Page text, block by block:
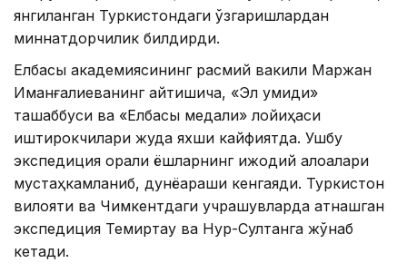
янгиланган Туркистондаги ўзгаришлардан
миннатдорчилик билдирди.
Елбасы академиясининг расмий вакили Маржан
Иманғалиеванинг айтишича, «Эл умиди»
ташаббуси ва «Елбасы медали» лойиҳаси
иштирокчилари жуда яхши кайфиятда. Ушбу
экспедиция орқали ёшларнинг ижодий алоқалари
мустаҳкамланиб, дунёқараши кенгаяди. Туркистон
вилояти ва Чимкентдаги учрашувларда қатнашган
экспедиция Темиртау ва Нур-Султанга жўнаб
кетади.